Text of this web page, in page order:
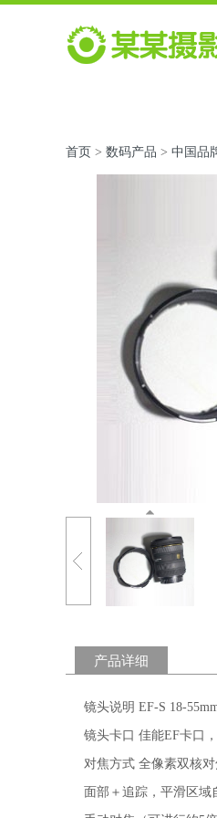
首页 > 数码产品 > 中国品
产品详细
镜头说明 EF-S 18-
镜头卡口 佳能EF卡口
对焦方式 全像素双核
面部＋追踪，平滑区域